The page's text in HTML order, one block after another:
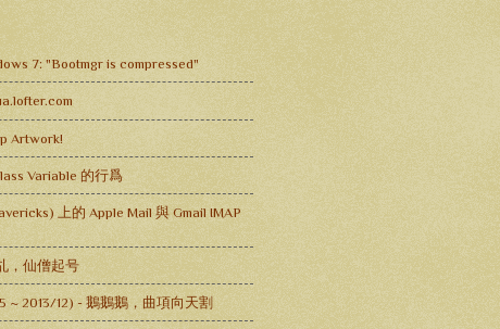
7: "Bootmgr is compressed"
Artwork!
Variable 的行爲
上的 Apple Mail 與 Gmail IMAP
，仙僧起号
~ 2013/12) - 鵝鵝鵝，曲項向天割